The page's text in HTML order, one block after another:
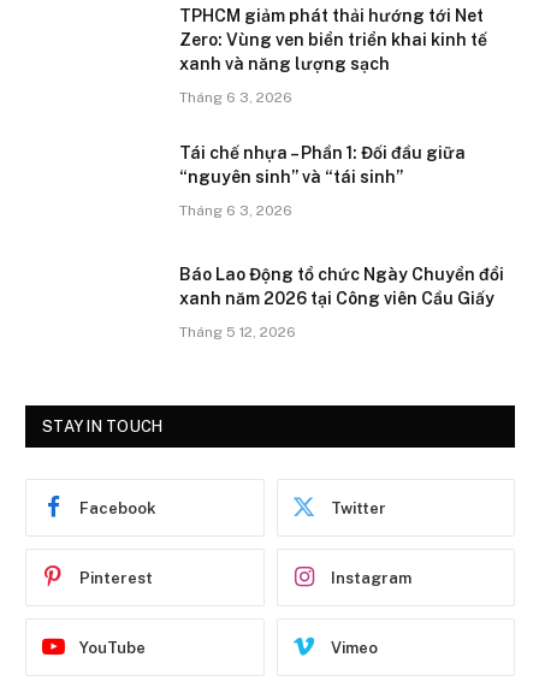
TPHCM giảm phát thải hướng tới Net
Zero: Vùng ven biển triển khai kinh tế
xanh và năng lượng sạch
Tháng 6 3, 2026
Tái chế nhựa – Phần 1: Đối đầu giữa
“nguyên sinh” và “tái sinh”
Tháng 6 3, 2026
Báo Lao Động tổ chức Ngày Chuyển đổi
xanh năm 2026 tại Công viên Cầu Giấy
Tháng 5 12, 2026
STAY IN TOUCH
Facebook Twitter
Pinterest Instagram
YouTube Vimeo